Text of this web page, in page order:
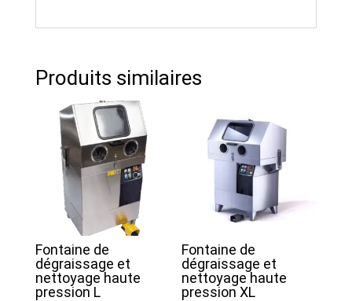
Produits similaires
Fontaine de
dégraissage et
nettoyage haute
pression L
Fontaine de
dégraissage et
nettoyage haute
pression XL